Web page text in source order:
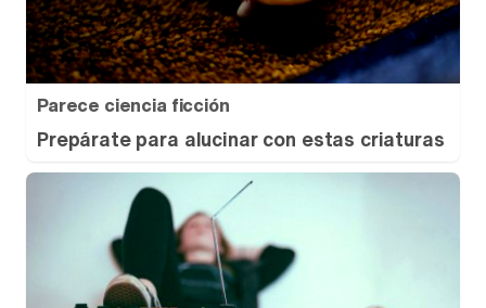
Parece ciencia ficción
Prepárate para alucinar con estas criaturas